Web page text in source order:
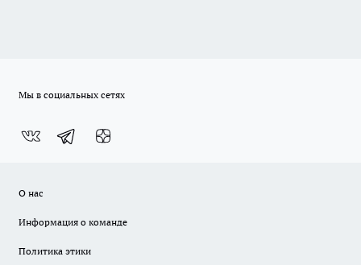
Мы в социальных сетях
О нас
Информация о команде
Политика этики